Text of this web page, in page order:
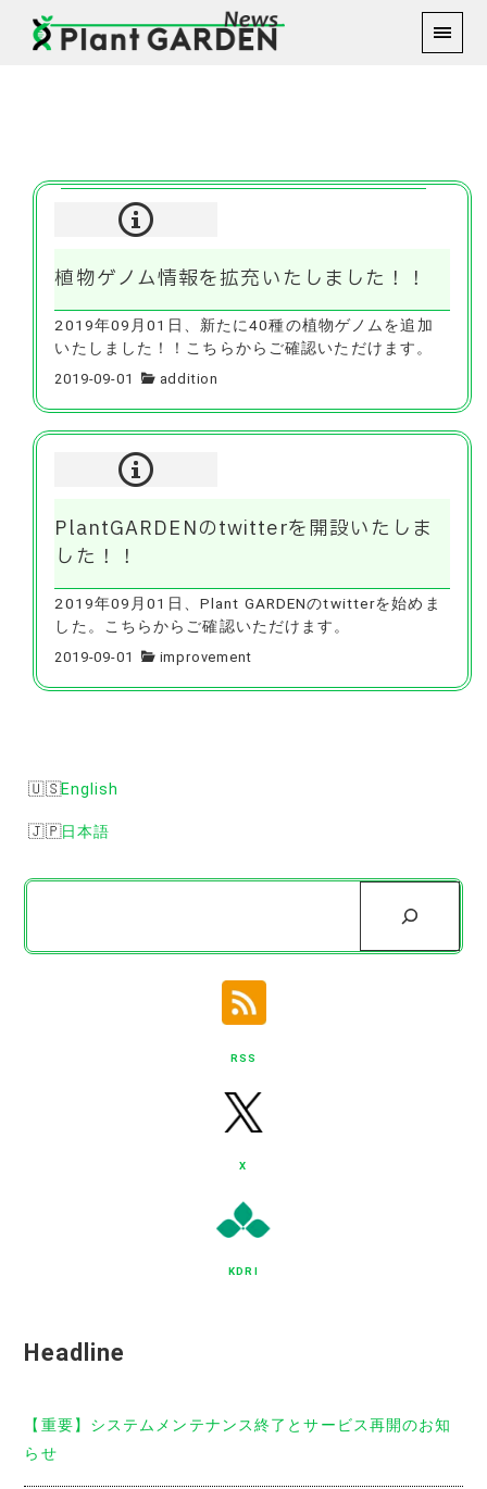
植物ゲノム情報を拡充いたしました！！
2019年09月01日、新たに40種の植物ゲノムを追加
いたしました！！こちらからご確認いただけます。
2019-09-01 addition
PlantGARDENのtwitterを開設いたしま
した！！
2019年09月01日、Plant GARDENのtwitterを始めま
した。こちらからご確認いただけます。
2019-09-01 improvement
English
日本語
検
RSS
X
KDRI
Headline
【重要】システムメンテナンス終了とサービス再開のお知
らせ